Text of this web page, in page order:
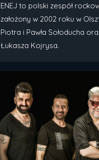
ENEJ to polski zespół
założony w 2002 roku w
Piotra i Pawła Sołoducha
Łukasza Kojrysa.